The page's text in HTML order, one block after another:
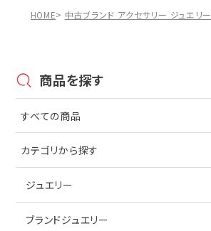
HOME 中古ブランド アクセサリー ジュエリー
商品を探す
すべての商品
カテゴリから探す
ジュエリー
アイテムで探す
ブランドジュエリー